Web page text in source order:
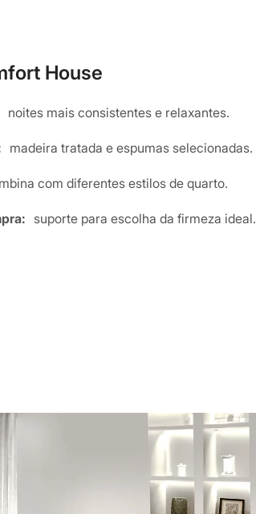
House
noites mais consistentes e relaxantes.
madeira tratada e espumas selecionadas.
com diferentes estilos de quarto.
suporte para escolha da firmeza ideal.